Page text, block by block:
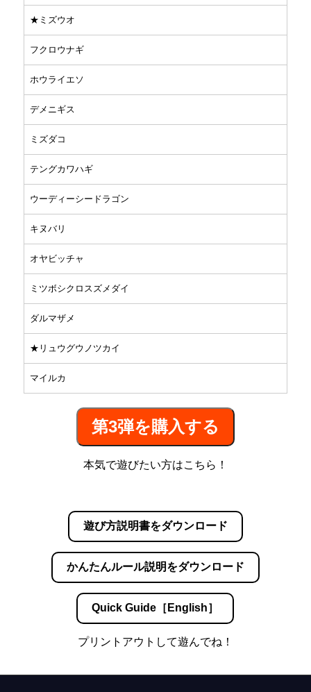
★ミズウオ
フクロウナギ
ホウライエソ
デメニギス
ミズダコ
テングカワハギ
ウーディーシードラゴン
キヌバリ
オヤビッチャ
ミツボシクロスズメダイ
ダルマザメ
★リュウグウノツカイ
マイルカ
第3弾を購入する
本気で遊びたい方はこちら！
遊び方説明書をダウンロード
かんたんルール説明をダウンロード
Quick Guide［English］
プリントアウトして遊んでね！